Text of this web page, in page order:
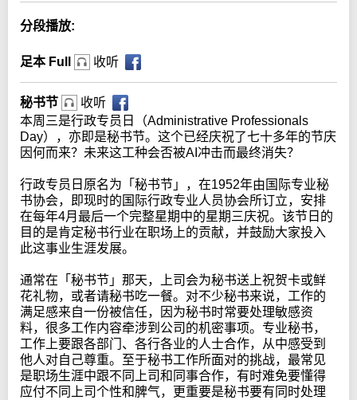
分段播放:
足本 Full 收听
秘书节
收听
本周三是行政专员日（Administrative Professionals
Day），亦即是秘书节。这个已经庆祝了七十多年的节庆
因何而来？未来这工种会否被AI冲击而最终消失？
行政专员日原名为「秘书节」，在1952年由国际专业秘
书协会，即现时的国际行政专业人员协会所订立，安排
在每年4月最后一个完整星期中的星期三庆祝。该节日的
目的是肯定秘书行业在职场上的贡献，并鼓励大家投入
此这事业生涯发展。
通常在「秘书节」那天，上司会为秘书送上祝贺卡或鲜
花礼物，或者请秘书吃一餐。对不少秘书来说，工作的
满足感来自一份被信任，因为秘书时常要处理敏感资
料，很多工作内容牵涉到公司的机密事项。专业秘书，
工作上要跟各部门、各行各业的人士合作，从中感受到
他人对自己尊重。至于秘书工作所面对的挑战，最常见
是职场生涯中跟不同上司和同事合作，有时难免要懂得
应付不同上司个性和脾气，更重要是秘书要有同时处理